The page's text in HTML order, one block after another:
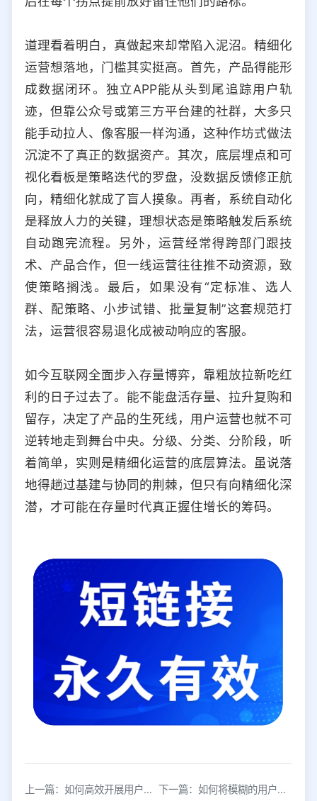
道理看着明白，真做起来却常陷入泥沼。精细化
运营想落地，门槛其实挺高。首先，产品得能形
成数据闭环。独立APP能从头到尾追踪用户轨
迹，但靠公众号或第三方平台建的社群，大多只
能手动拉人、像客服一样沟通，这种作坊式做法
沉淀不了真正的数据资产。其次，底层埋点和可
视化看板是策略迭代的罗盘，没数据反馈修正航
向，精细化就成了盲人摸象。再者，系统自动化
是释放人力的关键，理想状态是策略触发后系统
自动跑完流程。另外，运营经常得跨部门跟技
术、产品合作，但一线运营往往推不动资源，致
使策略搁浅。最后，如果没有“定标准、选人
群、配策略、小步试错、批量复制”这套规范打
法，运营很容易退化成被动响应的客服。
如今互联网全面步入存量博弈，靠粗放拉新吃红
利的日子过去了。能不能盘活存量、拉升复购和
留存，决定了产品的生死线，用户运营也就不可
逆转地走到舞台中央。分级、分类、分阶段，听
着简单，实则是精细化运营的底层算法。虽说落
地得趟过基建与协同的荆棘，但只有向精细化深
潜，才可能在存量时代真正握住增长的筹码。
上一篇：如何高效开展用户个人行为路径分析？3种实用方法解析 下一篇：如何将模糊的用户需求转化为精准的产品需求？